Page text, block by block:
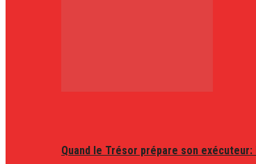
Quand le Trésor prépare son